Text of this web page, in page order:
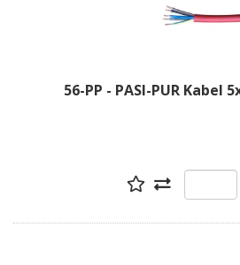
56-PP - PASI-PUR Kabel